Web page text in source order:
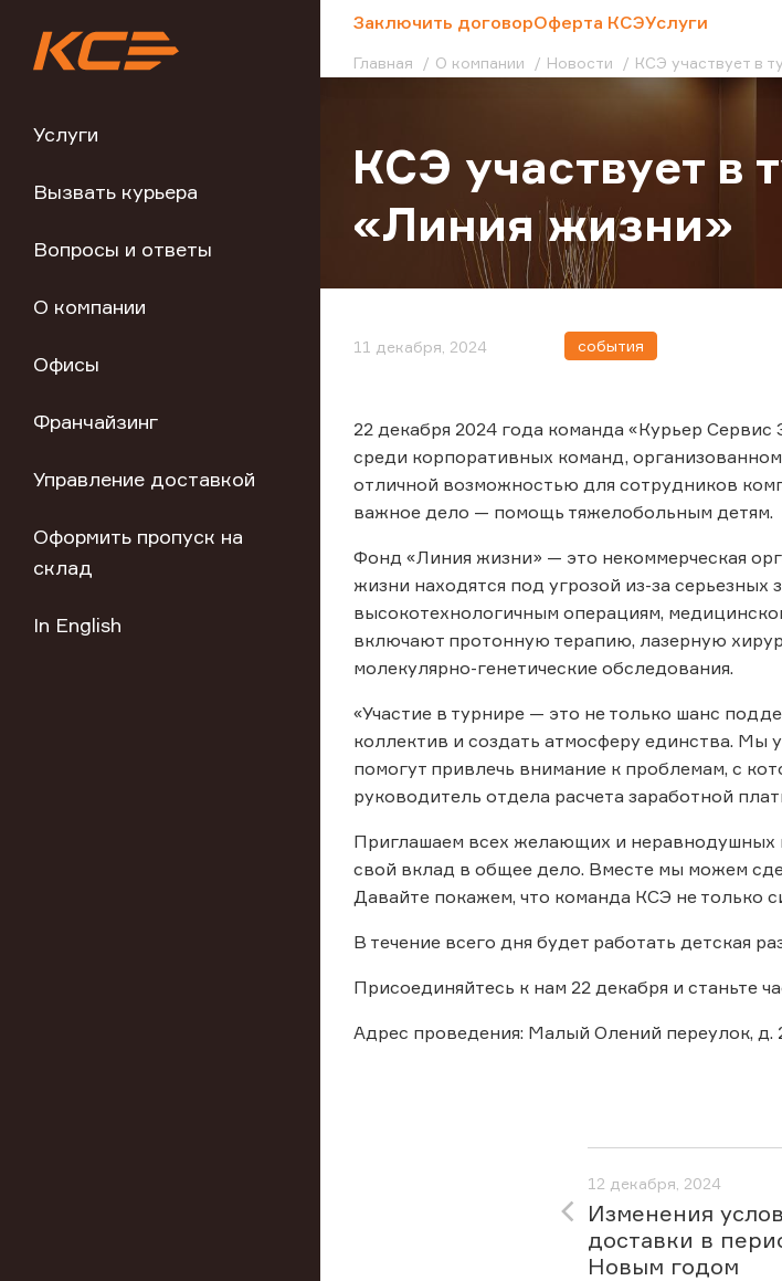
Услуги
Вызвать курьера
Вопросы и ответы
О компании
Офисы
Франчайзинг
Управление доставкой
Оформить пропуск на
склад
In English
Заключить договорОферта КСЭУслуги
Главная О компании Новости КСЭ участвует в
КСЭ участвует в
«Линия жизни»
11 декабря, 2024 события
22 декабря 2024 года команда «Курьер
среди корпоративных команд,
отличной возможностью для сотрудников
важное дело — помощь тяжелобольным детям.
Фонд «Линия жизни» — это некоммерческая
жизни находятся под угрозой из-за
высокотехнологичным операциям,
включают протонную терапию, лазерную
молекулярно-генетические обследования.
«Участие в турнире — это не только шанс
коллектив и создать атмосферу единства.
помогут привлечь внимание к проблемам, с
руководитель отдела расчета заработной
Приглашаем всех желающих и неравнодушных
свой вклад в общее дело. Вместе мы можем
Давайте покажем, что команда КСЭ не только
В течение всего дня будет работать детская
Присоединяйтесь к нам 22 декабря и станьте
Адрес проведения: Малый Олений переулок, д.
12 декабря, 2024
Изменения
доставки в
Новым годом